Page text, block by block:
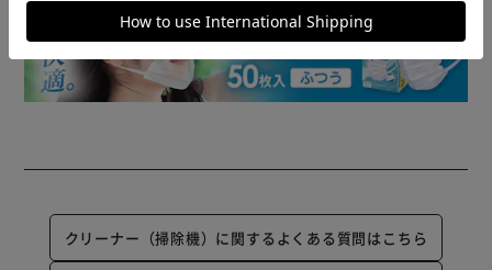
クリーナー（掃除機）に関するよくある質問はこちら